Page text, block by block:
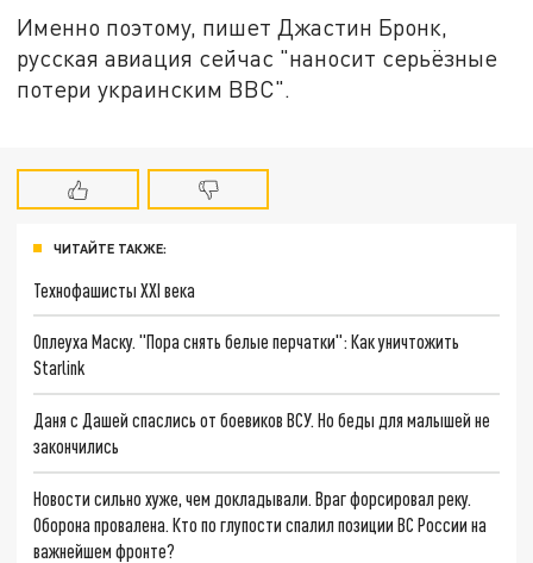
Именно поэтому, пишет Джастин Бронк,
русская авиация сейчас "наносит серьёзные
потери украинским ВВС".
ЧИТАЙТЕ ТАКЖЕ:
Технофашисты XXI века
Оплеуха Маску. "Пора снять белые перчатки": Как уничтожить
Starlink
Даня с Дашей спаслись от боевиков ВСУ. Но беды для малышей не
закончились
Новости сильно хуже, чем докладывали. Враг форсировал реку.
Оборона провалена. Кто по глупости спалил позиции ВС России на
важнейшем фронте?